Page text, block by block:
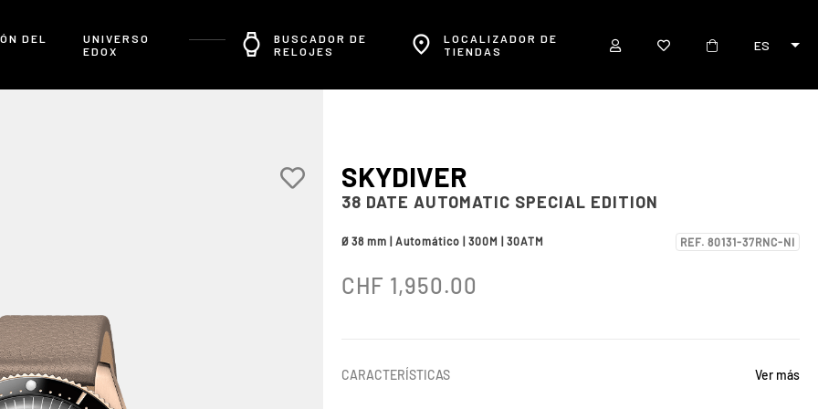
DEL
UNIVERSO
EDOX
BUSCADOR DE
RELOJES
LOCALIZADOR DE
TIENDAS
ES
SKYDIVER
38 DATE AUTOMATIC SPECIAL EDITION
Ø 38 mm | Automático | 300M | 30ATM REF. 80131-37RNC-NI
CHF 1,950.00
CARACTERÍSTICAS Ver más